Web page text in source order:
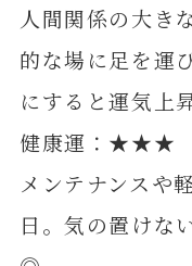
人間関係の大き
的な場に足を運
にすると運気上昇
健康運：★★★
メンテナンスや
日。気の置けな